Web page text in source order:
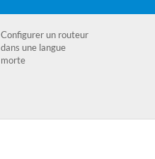
Configurer un routeur
dans une langue
morte